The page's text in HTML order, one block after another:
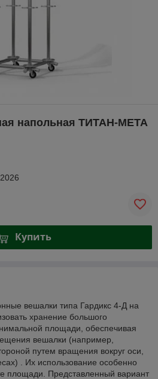
напольная ТИТАН-МЕТА
Купить
вешалки типа Гардикс 4-Д на
хранение большого
площади, обеспечивая
вешалки (например,
путем вращения вокруг оси,
. Их использование особенно
площади. Представленный вариант